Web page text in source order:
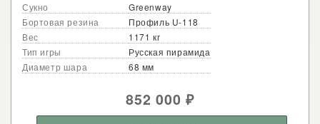
Сукно
Greenway
Бортовая резина
Профиль U-118
Вес
1171 кг
Тип игры
Русская пирамида
Диаметр шара
68 мм
852 000₽